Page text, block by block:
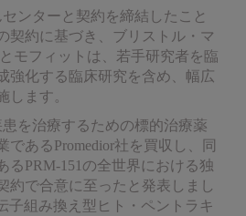
ンターと契約を締結したこと
契約に基づき、ブリストル・マ
モフィットは、若手研究者を臨
強化する臨床研究を含め、幅広
します。
を治療するための標的治療薬
であるPromedior社を買収し、同
るPRM-151の全世界における独
約で合意に至ったと発表しまし
子組み換え型ヒト・ペントラキ